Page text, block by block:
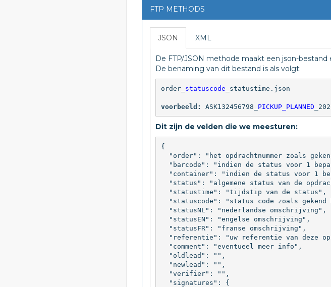
FTP METHODS
JSON XML
De FTP/JSON methode maakt een json-
De benaming van dit bestand is als volgt:
order_ statuscode _statustime.json
voorbeeld: ASK132456798_ PICKUP_PLANNED
Dit zijn de velden die we meesturen:
{
"order": "het opdrachtnummer zoals
"barcode": "indien de status voor 1
"container": "indien de status voor 1
"status": "algemene status van de
  "statustime": "tijdstip van de status",
"statuscode": "status code zoals gekend
  "statusNL": "nederlandse omschrijving",
  "statusEN": "engelse omschrijving",
  "statusFR": "franse omschrijving",
"referentie": "uw referentie van deze
  "comment": "eventueel meer info",
  "oldlead": "",
  "newlead": "",
  "verifier": "",
  "signatures": {